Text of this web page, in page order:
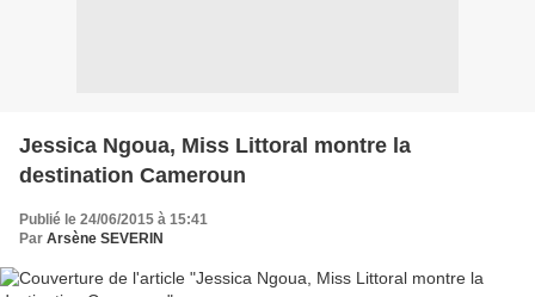
Jessica Ngoua, Miss Littoral montre la
destination Cameroun
Publié le 24/06/2015 à 15:41
Par Arsène SEVERIN